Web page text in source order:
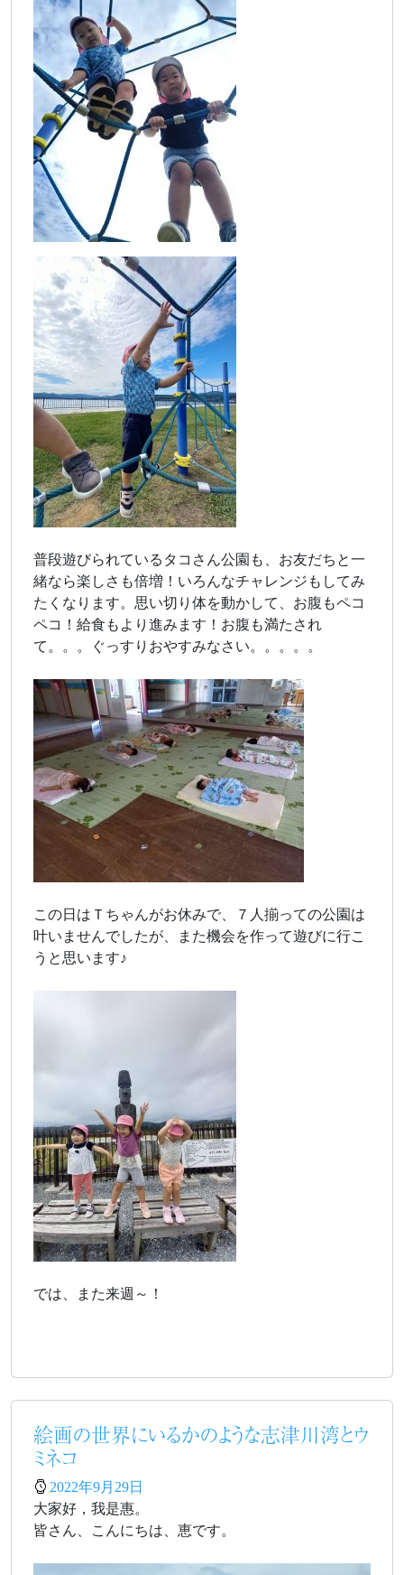
普段遊びられているタコさん公園も、お友だちと一
緒なら楽しさも倍増！いろんなチャレンジもしてみ
たくなります。思い切り体を動かして、お腹もペコ
ペコ！給食もより進みます！お腹も満たされ
て。。。ぐっすりおやすみなさい。。。。。
この日はＴちゃんがお休みで、７人揃っての公園は
叶いませんでしたが、また機会を作って遊びに行こ
うと思います♪
では、また来週～！
絵画の世界にいるかのような志津川湾とウ
ミネコ
2022年9月29日
大家好，我是惠。
皆さん、こんにちは、恵です。